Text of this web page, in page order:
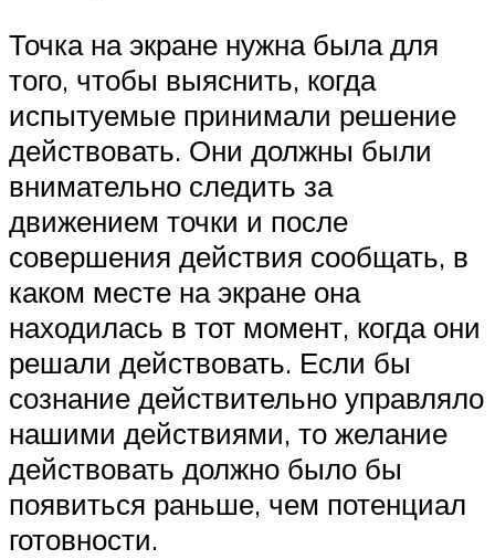
Точка на экране нужна была для
того, чтобы выяснить, когда
испытуемые принимали решение
действовать. Они должны были
внимательно следить за
движением точки и после
совершения действия сообщать, в
каком месте на экране она
находилась в тот момент, когда они
решали действовать. Если бы
сознание действительно управляло
нашими действиями, то желание
действовать должно было бы
появиться раньше, чем потенциал
готовности.